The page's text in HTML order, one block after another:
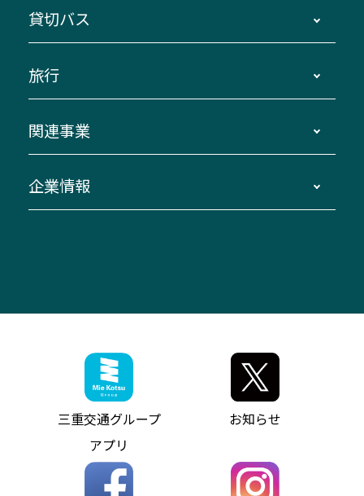
路線バスのご利用方法
三重交通接近情報バスロケーションシステム
ダイヤ改正情報
迂回・休止について
臨時バスについて
伊勢二見鳥羽周遊バスCANばす
「みえブルーライン」（三重大学病院直通バ
神都ライナー
ミジュマルのラッピングバス（鈴鹿管内）
参宮バス
神都バス
パールシャトル
バス情報の見える化
南紀・VISON～横浜・東京・埼玉
伊賀～名古屋
南紀～VISON～名古屋
湯の山温泉～名古屋
桑名・長島温泉・金城ふ頭駅～中部国際空港
（休止中）
お客様駐車場のご案内
アイコンの説明
インターネット予約
よくあるご質問
お問い合わせ
貸切バス
貸切バスのご利用について
お問い合わせ
旅行
貸切バス団体旅行
美し国周遊ばす
関連事業
自家用自動車車両運行管理
ザ・バスコレクション三重交通バスセット
三重交通公式グッズ
企業情報
ファンコーナー
お問い合わせ
お知らせ・最新情報一覧
ニュースリリース
お問い合わせ
個人情報保護方針
三重交通グループ
アプリ
お知らせ